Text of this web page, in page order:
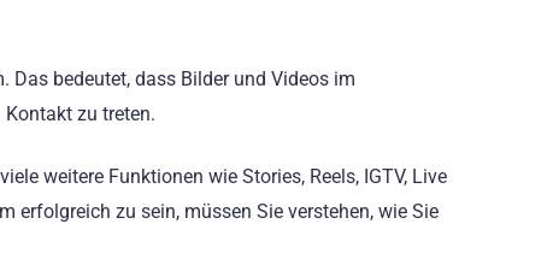
bedeutet, dass Bilder und Videos im
zu treten.
weitere Funktionen wie Stories, Reels, IGTV, Live
erfolgreich zu sein, müssen Sie verstehen, wie Sie